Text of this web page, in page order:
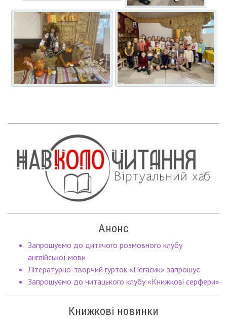
Анонс
Запрошуємо до дитячого розмовного клубу
англійської мови
Літературно-творчий гурток «Пегасик» запрошує
Запрошуємо до читацького клубу «Книжкові серфери»
Книжкові новинки